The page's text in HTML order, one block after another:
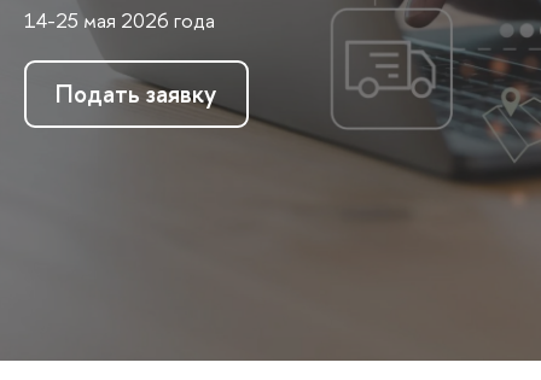
14-25 мая 2026 года
Подать заявку